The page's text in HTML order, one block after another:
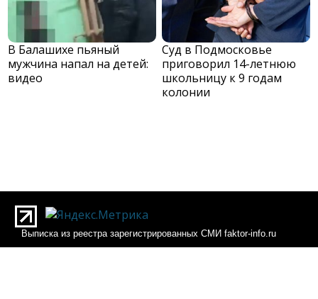
В Балашихе пьяный
мужчина напал на детей:
видео
Суд в Подмосковье
приговорил 14-летнюю
школьницу к 9 годам
колонии
Выписка из реестра зарегистрированных СМИ faktor-info.ru